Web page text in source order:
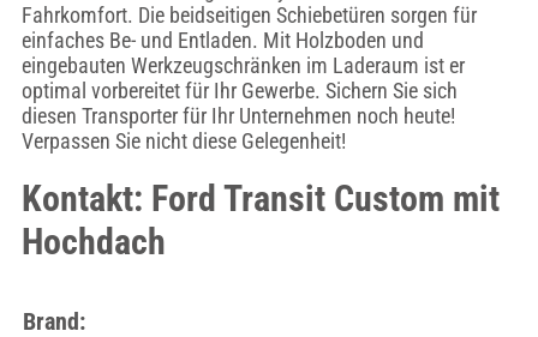
Fahrkomfort. Die beidseitigen Schiebetüren sorgen für
einfaches Be- und Entladen. Mit Holzboden und
eingebauten Werkzeugschränken im Laderaum ist er
optimal vorbereitet für Ihr Gewerbe. Sichern Sie sich
diesen Transporter für Ihr Unternehmen noch heute!
Verpassen Sie nicht diese Gelegenheit!
Kontakt: Ford Transit Custom mit
Hochdach
Brand: